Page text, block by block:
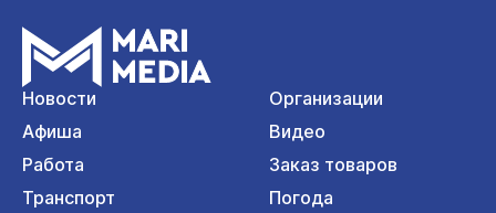
Новости
Организации
Афиша
Видео
Работа
Заказ товаров
Транспорт
Погода